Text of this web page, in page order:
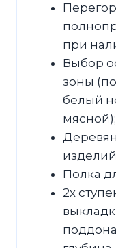
при
Выбор
зоны
белый
мясной);
Полка
2х